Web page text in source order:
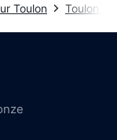
Toulon Toulon